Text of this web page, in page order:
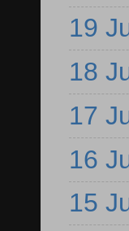
19
18
17
16
15